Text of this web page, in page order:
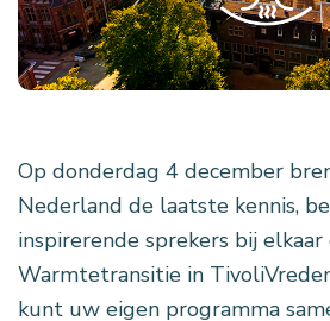
Op donderdag 4 december
Nederland de laatste kennis,
inspirerende sprekers bij
Warmtetransitie in
kunt uw eigen programma